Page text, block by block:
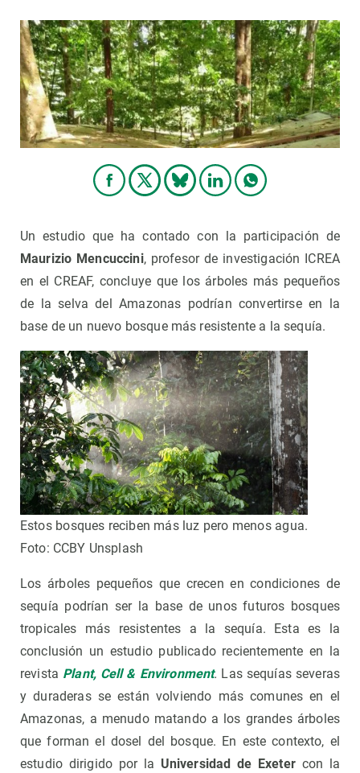
Un estudio que ha contado con la participación de
Maurizio Mencuccini, profesor de investigación ICREA
en el CREAF, concluye que los árboles más pequeños
de la selva del Amazonas podrían convertirse en la
base de un nuevo bosque más resistente a la sequía.
Estos bosques reciben más luz pero menos agua.
Foto: CCBY Unsplash
Los árboles pequeños que crecen en condiciones de
sequía podrían ser la base de unos futuros bosques
tropicales más resistentes a la sequía. Esta es la
conclusión un estudio publicado recientemente en la
revista Plant, Cell & Environment. Las sequías severas
y duraderas se están volviendo más comunes en el
Amazonas, a menudo matando a los grandes árboles
que forman el dosel del bosque. En este contexto, el
estudio dirigido por la Universidad de Exetercon la